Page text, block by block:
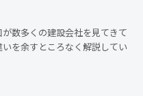
数多くの建設会社を見てきて
を余すところなく解説してい